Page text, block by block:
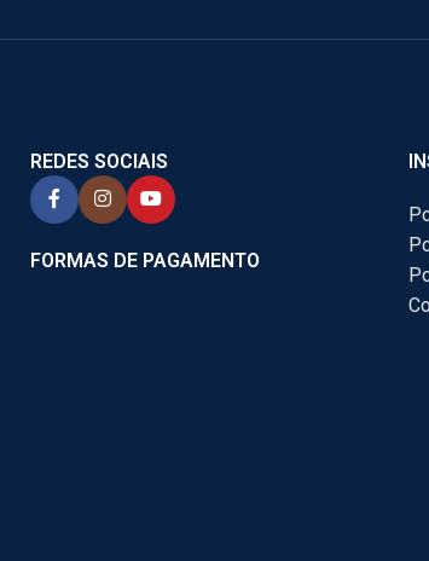
REDES SOCIAIS
FORMAS DE PAGAMENTO